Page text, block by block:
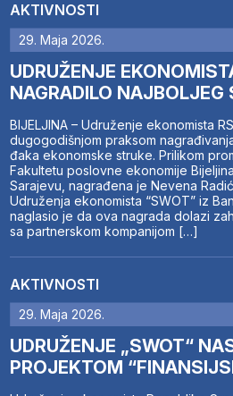
AKTIVNOSTI
29. Maja 2026.
UDRUŽENJE
NAGRADILO NAJBOLJEG
BIJELJINA – Udruženje ekonomista
dugogodišnjom praksom
đaka ekonomske struke. Prilikom
Fakultetu poslovne ekonomije
Sarajevu, nagrađena je Nevena
Udruženja ekonomista “SWOT” iz
naglasio je da ova nagrada dolazi
sa partnerskom kompanijom […]
AKTIVNOSTI
29. Maja 2026.
UDRUŽENJE „SWOT“
PROJEKTOM